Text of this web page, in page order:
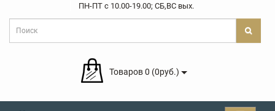
ПН-ПТ c 10.00-19.00; СБ,ВС вых.
Товаров 0 (0руб.)